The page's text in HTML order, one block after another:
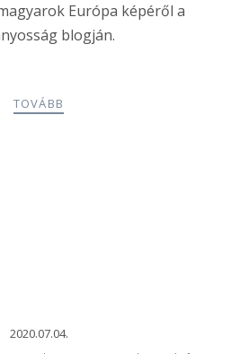
Európa képéről a
blogján.
TOVÁBB
2020.07.04.